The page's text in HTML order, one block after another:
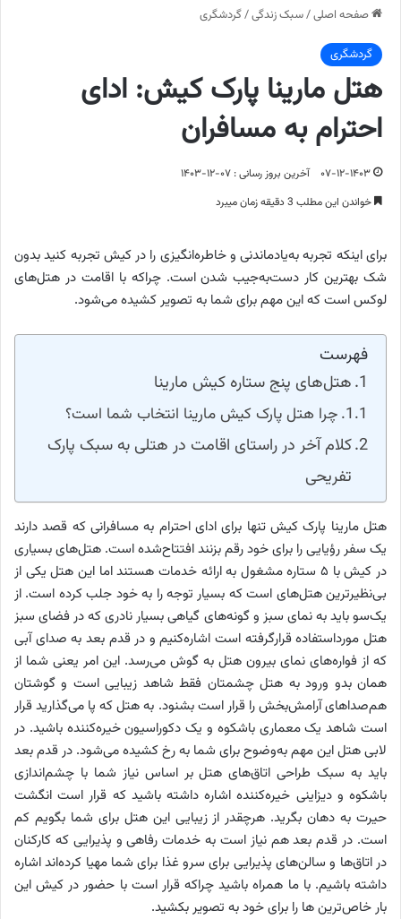
صفحه اصلی/سبک زندگی/گردشگری
گردشگری
هتل مارینا پارک کیش: ادای
احترام به مسافران
۰۷-۱۲-۱۴۰۳
آخرین بروز رسانی : ۰۷-۱۲-۱۴۰۳
خواندن این مطلب 3 دقیقه زمان میبرد
برای اینکه تجربه به‌یادماندنی و خاطره‌انگیزی را در کیش تجربه کنید بدون
شک بهترین کار دست‌به‌جیب شدن است. چراکه با اقامت در هتل‌های
لوکس است که این مهم برای شما به تصویر کشیده می‌شود.
فهرست
هتل‌های پنج ستاره کیش مارینا
چرا هتل پارک کیش مارینا انتخاب شما است؟
کلام آخر در راستای اقامت در هتلی به سبک پارک
تفریحی
هتل مارینا پارک کیش تنها برای ادای احترام به مسافرانی که قصد دارند
یک سفر رؤیایی را برای خود رقم بزنند افتتاح‌شده است. هتل‌های بسیاری
در کیش با ۵ ستاره مشغول به ارائه خدمات هستند اما این هتل یکی از
بی‌نظیرترین هتل‌های است که بسیار توجه را به خود جلب کرده است. از
یک‌سو باید به نمای سبز و گونه‌های گیاهی بسیار نادری که در فضای سبز
هتل مورداستفاده قرارگرفته است اشاره‌کنیم و در قدم بعد به صدای آبی
که از فواره‌های نمای بیرون هتل به گوش می‌رسد. این امر یعنی شما از
همان بدو ورود به هتل چشمتان فقط شاهد زیبایی است و گوشتان
هم‌صداهای آرامش‌بخش را قرار است بشنود. به هتل که پا می‌گذارید قرار
است شاهد یک معماری باشکوه و یک دکوراسیون خیره‌کننده باشید. در
لابی هتل این مهم به‌وضوح برای شما به رخ کشیده می‌شود. در قدم بعد
باید به سبک طراحی اتاق‌های هتل بر اساس نیاز شما با چشم‌اندازی
باشکوه و دیزاینی خیره‌کننده اشاره داشته باشید که قرار است انگشت
حیرت به دهان بگرید. هرچقدر از زیبایی این هتل برای شما بگویم کم
است. در قدم بعد هم نیاز است به خدمات رفاهی و پذیرایی که کارکنان
در اتاق‌ها و سالن‌های پذیرایی برای سرو غذا برای شما مهیا کرده‌اند اشاره
داشته باشیم. با ما همراه باشید چراکه قرار است با حضور در کیش این
بار خاص‌ترین ها را برای خود به تصویر بکشید.